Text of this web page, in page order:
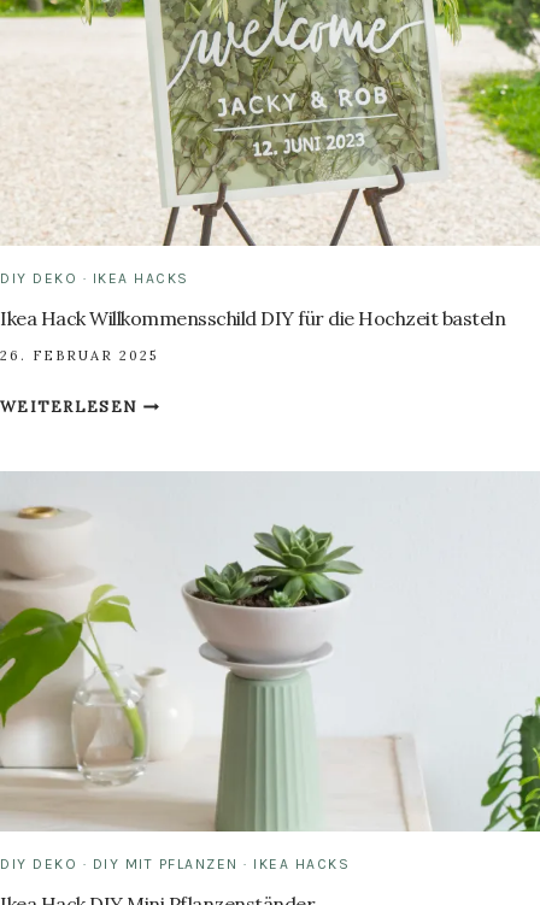
DIY DEKO · IKEA HACKS
Ikea Hack Willkommensschild DIY für die Hochzeit basteln
26. FEBRUAR 2025
WEITERLESENIKEA
HOCHZEIT
BASTELN
DIY DEKO · DIY MIT PFLANZEN · IKEA HACKS